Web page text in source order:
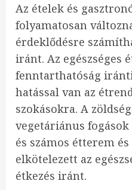
Az ételek és
folyamatosan
érdeklődésre
iránt. Az egészséges
fenntarthatóság
hatással van az
szokásokra. A
vegetáriánus
és számos étterem
elkötelezett az
étkezés iránt.